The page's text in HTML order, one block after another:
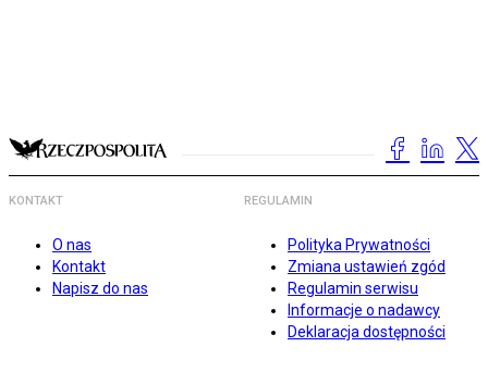
KONTAKT
O nas
Kontakt
Napisz do nas
REGULAMIN
Polityka Prywatności
Zmiana ustawień zgód
Regulamin serwisu
Informacje o nadawcy
Deklaracja dostępności